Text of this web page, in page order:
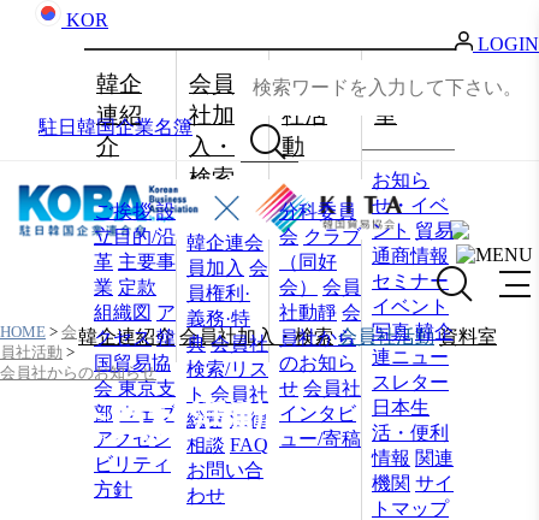
韓企
連紹
介
ご挨拶 設
立目的/沿
革 主要事
業 定款
組織図 ア
クセス 韓
国貿易協
会 東京支
部 ウェブ
アクセシ
ビリティ
方針
会員
社加
入・
検索
韓企連会
員加入 会
員権利·
義務·特
典 会員社
検索/リス
ト 会員社
総覧 法律
相談 FAQ
お問い合
わせ
会員
社活
動
分科委員
会 クラブ
（同好
会）
会員
社動靜 会
員社から
のお知ら
せ 会員社
インタビ
ュー/寄稿
資料
室
お知ら
せ・イベ
ント 貿易
通商情報
セミナー
イベント
写真 韓企
連ニュー
スレター
日本生
活・便利
情報 関連
機関 サイ
トマップ
駐日韓国企業名簿
KOR
LOGIN
韓企連紹介 会員社加入・検索 会員社活動 資料室
HOME > 会
員社活動 >
会員社からのお知らせ
会員社活動